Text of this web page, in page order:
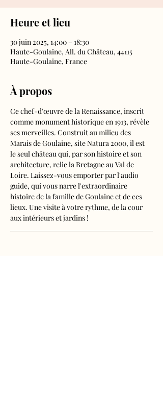
Heure et lieu
30 juin 2025, 14:00 – 18:30
Haute-Goulaine, All. du Château, 44115
Haute-Goulaine, France
À propos
Ce chef-d'œuvre de la Renaissance, inscrit
comme monument historique en 1913, révèle
ses merveilles. Construit au milieu des
Marais de Goulaine, site Natura 2000, il est
le seul château qui, par son histoire et son
architecture, relie la Bretagne au Val de
Loire. Laissez-vous emporter par l'audio
guide, qui vous narre l'extraordinaire
histoire de la famille de Goulaine et de ces
lieux. Une visite à votre rythme, de la cour
aux intérieurs et jardins !